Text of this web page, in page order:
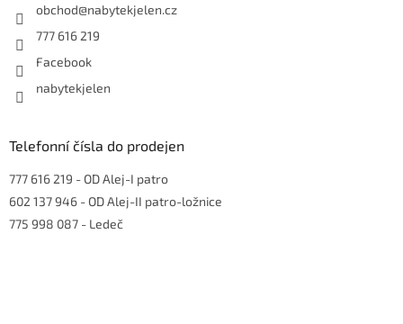
obchod@nabytekjelen.cz
777 616 219
Facebook
nabytekjelen
Telefonní čísla do prodejen
777 616 219 - OD Alej-I patro
602 137 946 - OD Alej-II patro-ložnice
775 998 087 - Ledeč